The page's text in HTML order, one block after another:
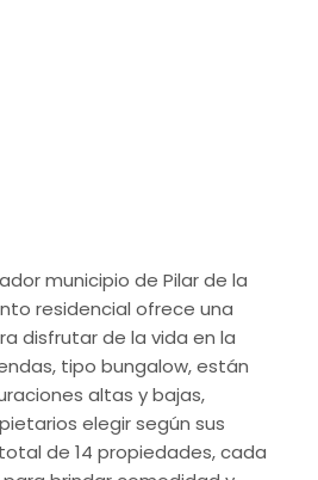
municipio de Pilar de la
residencial ofrece una
disfrutar de la vida en la
tipo bungalow, están
altas y bajas,
elegir según sus
de 14 propiedades, cada